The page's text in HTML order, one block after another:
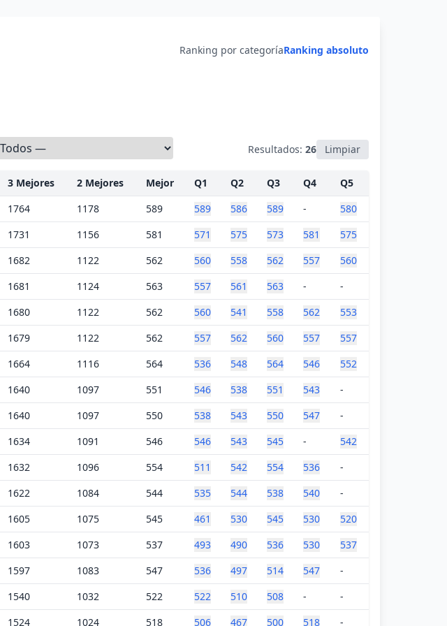
Ranking por categoríaRanking absoluto
Resultados: 26 Limpiar
3 Mejores 2 Mejores Mejor Q1 Q2 Q3 Q4
Q5
1764 1178 589 589 586 589 -
580
1731 1156 581 571 575 573 581
575
1682 1122 562 560 558 562 557
560
1681 1124 563 557 561 563 -
-
1680 1122 562 560 541 558 562
553
1679 1122 562 557 562 560 557
557
1664 1116 564 536 548 564 546
552
1640 1097 551 546 538 551 543
-
1640 1097 550 538 543 550 547
-
1634 1091 546 546 543 545 -
542
1632 1096 554 511 542 554 536
-
1622 1084 544 535 544 538 540
-
1605 1075 545 461 530 545 530
520
1603 1073 537 493 490 536 530
537
1597 1083 547 536 497 514 547
-
1540 1032 522 522 510 508 -
-
1524 1024 518 506 467 500 518 -